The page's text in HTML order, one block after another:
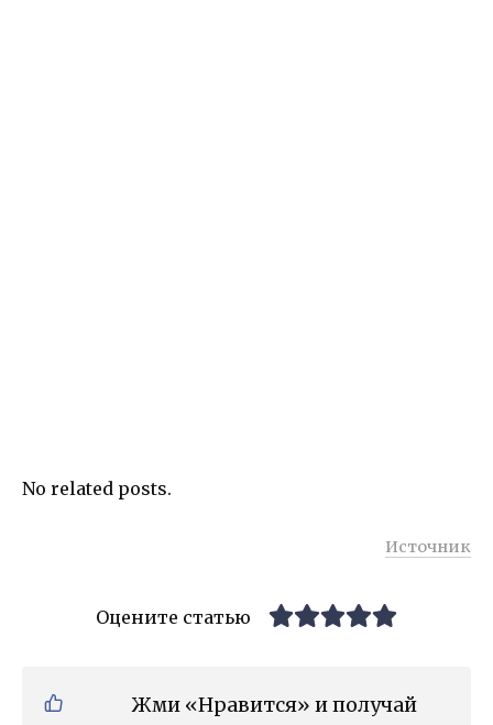
No related posts.
Источник
Оцените статью
Жми «Нравится» и получай